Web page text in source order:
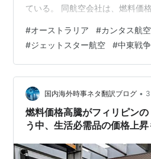
ている。 同航空会社は、燃料価
数を削減すると発表した。シドニ
ール行きの便は、少なくとも10
東紛争は終結の兆しが見えず、
め、世界中の主要航空会社は運
を余儀なくされている。ブレント
たり126ドルまで上昇したが、
#オーストラリア #カンタス航空
#ジェットスター航空 #中東戦争
国内海外時事ネタ翻訳ブログ •
燃料価格高騰がフィリピン
う中、生活必需品の価格上昇